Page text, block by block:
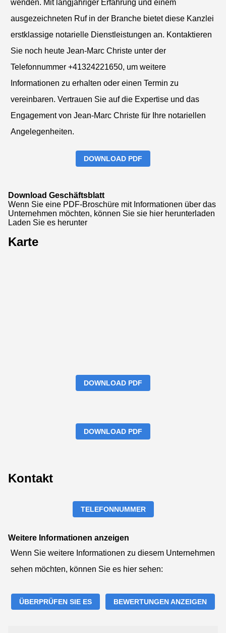
wenden. Mit langjähriger Erfahrung und einem
ausgezeichneten Ruf in der Branche bietet diese Kanzlei
erstklassige notarielle Dienstleistungen an. Kontaktieren
Sie noch heute Jean-Marc Christe unter der
Telefonnummer +41324221650, um weitere
Informationen zu erhalten oder einen Termin zu
vereinbaren. Vertrauen Sie auf die Expertise und das
Engagement von Jean-Marc Christe für Ihre notariellen
Angelegenheiten.
DOWNLOAD PDF
Download Geschäftsblatt
Wenn Sie eine PDF-Broschüre mit Informationen über das
Unternehmen möchten, können Sie sie hier herunterladen
Laden Sie es herunter
Karte
DOWNLOAD PDF
DOWNLOAD PDF
Kontakt
TELEFONNUMMER
Weitere Informationen anzeigen
Wenn Sie weitere Informationen zu diesem Unternehmen
sehen möchten, können Sie es hier sehen:
ÜBERPRÜFEN SIE ES BEWERTUNGEN ANZEIGEN